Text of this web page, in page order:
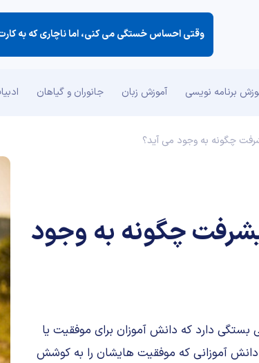
برنامه نویسی آموزش زبان جانوران و گیاهان
چگونه به وجود می آید؟
چگونه به وجود
دارد که دانش آموزان برای موفقیت یا
آموزانی که موفقیت هایشان را به کوشش